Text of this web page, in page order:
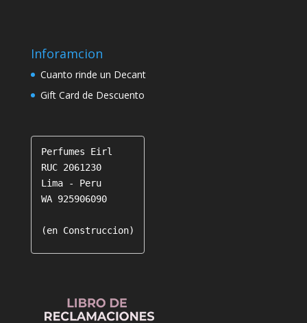
Inforamcion
Cuanto rinde un Decant
Gift Card de Descuento
Perfumes Eirl
RUC 2061230
Lima - Peru
WA 925906090
(en Construccion)